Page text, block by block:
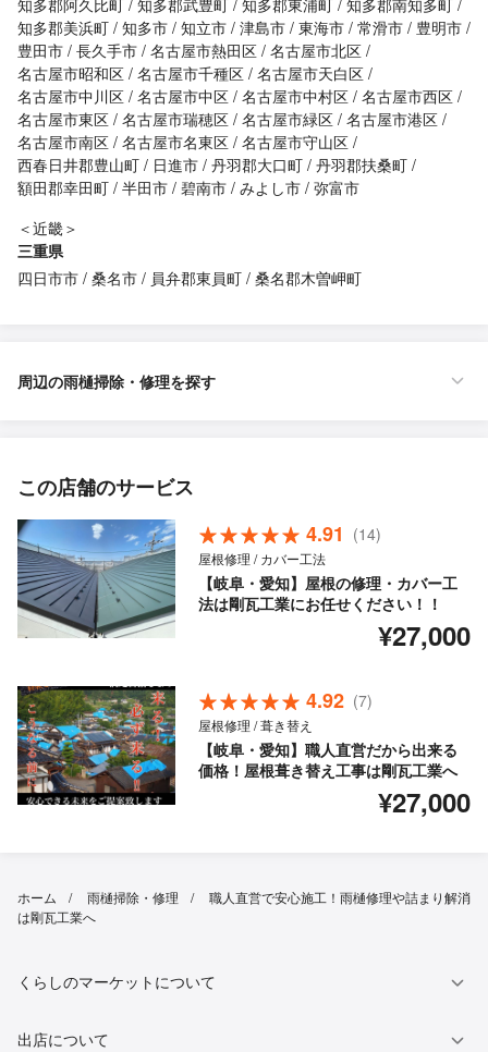
知多郡阿久比町 知多郡武豊町 知多郡東浦町 知多郡南知多町
知多郡美浜町 知多市 知立市 津島市 東海市 常滑市
豊明市
豊田市 長久手市 名古屋市熱田区 名古屋市北区
名古屋市昭和区 名古屋市千種区 名古屋市天白区
名古屋市中川区 名古屋市中区 名古屋市中村区 名古屋市西区
名古屋市東区 名古屋市瑞穂区 名古屋市緑区 名古屋市港区
名古屋市南区 名古屋市名東区 名古屋市守山区
西春日井郡豊山町
日進市 丹羽郡大口町 丹羽郡扶桑町
額田郡幸田町 半田市 碧南市 みよし市 弥富市
＜近畿＞
三重県
四日市市 桑名市 員弁郡東員町 桑名郡木曽岬町
周辺の雨樋掃除・修理を探す
この店舗のサービス
4.91 (14)
屋根修理 / カバー工法
【岐阜・愛知】屋根の修理・カバー工
法は剛瓦工業にお任せください！！
¥27,000
4.92 (7)
屋根修理 / 葺き替え
【岐阜・愛知】職人直営だから出来る
価格！屋根葺き替え工事は剛瓦工業へ
¥27,000
ホーム 雨樋掃除・修理
職人直営で安心施工！雨樋修理や詰まり解消
は剛瓦工業へ
くらしのマーケットについて
出店について